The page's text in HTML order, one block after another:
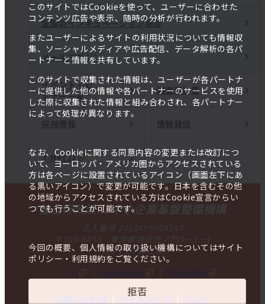
このサイトではCookieを使って、ユーザーに合わせた
コンテンツ広告や表示、随時の分析が行われます。
またユーザーによるサイトの利用状況についても情報収
集、ソーシャルメディアや広告配信、データ解析の各パ
ートナーと情報を共有しています。
このサイトで収集された情報は、ユーザーが各パートナ
ーに提供した他の情報や各パートナーのサービスを使用
した際に収集された情報と組み合わされ、各パートナー
によって処理が異なります。
なお、Cookieに関する同意内容の変更または改訂につ
いて、ヨーロッパ・アメリカ圏からアクセスされている
方は各ページに設置されているアイコン（画面左下にあ
る黒いアイコン）で変更が可能です。日本を含むその他
の地域からアクセスされている方はCookie宣言からい
つでも行うことが可能です。
今回の概要、個人情報の取り扱い機構についてはサイト
ポリシー・利用規約をご覧ください。
拒否
全国のインキュベーション施設
メールマガジン
イベント・セ
ミナー一覧
調査報告書
J-Net21
独立行政法人 中小企業基盤整備機構
法人番号 2010405004147
〒105-8453 東京都港区虎ノ門3－5－1
虎ノ門37森ビル
X
Facebook YouTube
お問い合わせ サイトマップ
リンク